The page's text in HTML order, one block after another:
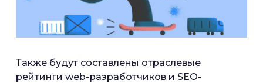
Также будут составлены отраслевые
рейтинги web-разработчиков и SEO-